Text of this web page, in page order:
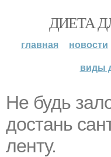
ДИЕТА
главная новости
виды
Не будь
достань
ленту.